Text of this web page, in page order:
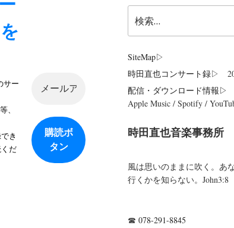
サー
、
き
だ
索:
SiteMap▷
時田直也コンサート録▷
配信・ダウンロード情報▷
Apple Music / Spotify /
時田直也音楽事務所
風は思いのままに吹く。あ
行くかを知らない。John3:8
☎ 078-291-8845